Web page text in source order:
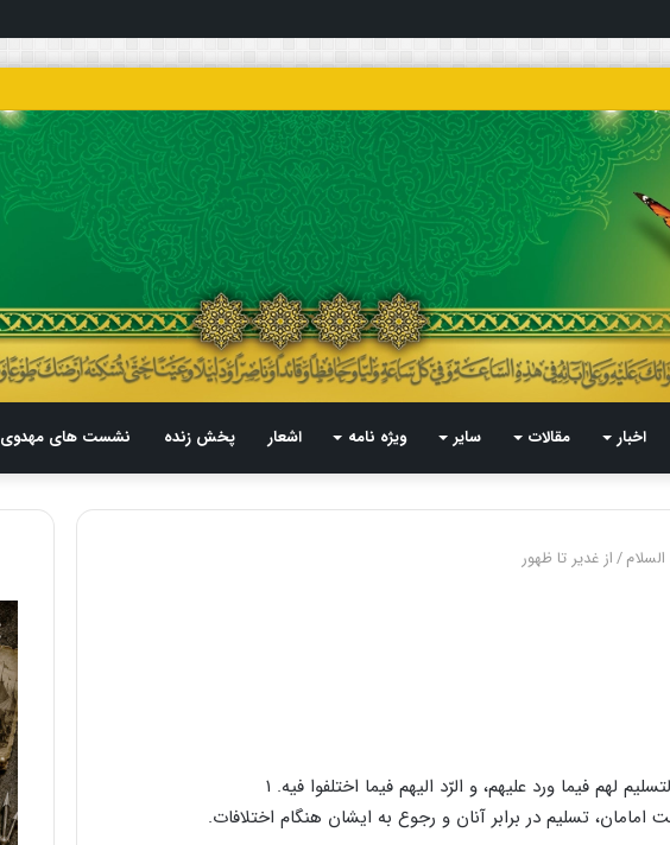
اخبار مقالات سایر ویژه نامه اشعار پخش زنده نشست های مهدوی
/از غدیر تا ظهور
لهم فیما ورد علیهم، و الرّد الیهم فیما اختلفوا فیه. ۱
تسلیم در برابر آنان و رجوع به ایشان هنگام اختلافات.